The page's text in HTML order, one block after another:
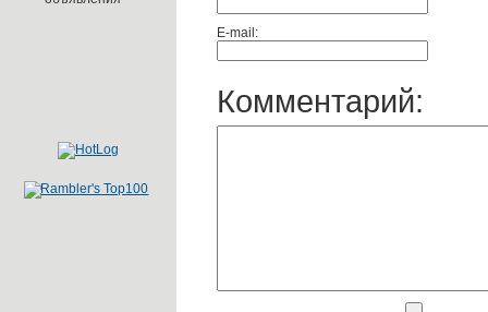
E-mail:
Комментарий: